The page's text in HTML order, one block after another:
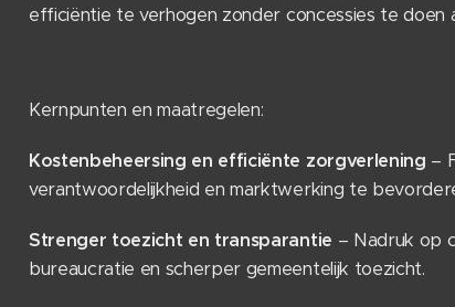
efficiëntie te verhogen zonder concessies te doen
Kernpunten en maatregelen:
Kostenbeheersing en efficiënte zorgverlening –
verantwoordelijkheid en marktwerking te
Strenger toezicht en transparantie – Nadruk op
bureaucratie en scherper gemeentelijk toezicht.